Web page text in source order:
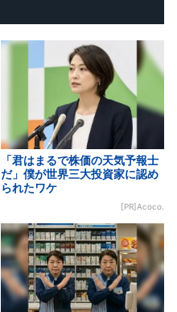
「君はまるで株価の天気予報士
だ」僕が世界三大投資家に認め
られたワケ
[PR]Acoco.